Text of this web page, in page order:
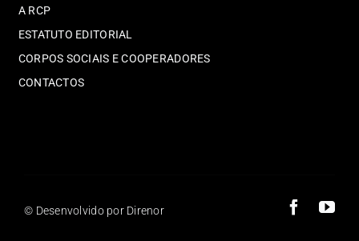
A RCP
ESTATUTO EDITORIAL
CORPOS SOCIAIS E COOPERADORES
CONTACTOS
© Desenvolvido por Direnor